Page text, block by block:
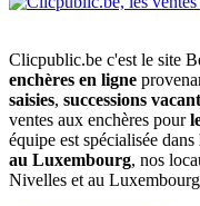
Clicpublic.be c'est le site
enchères en ligne
saisies, successions
ventes aux enchères pour
équipe est spécialisée dans
au Luxembourg, nos
Nivelles et au